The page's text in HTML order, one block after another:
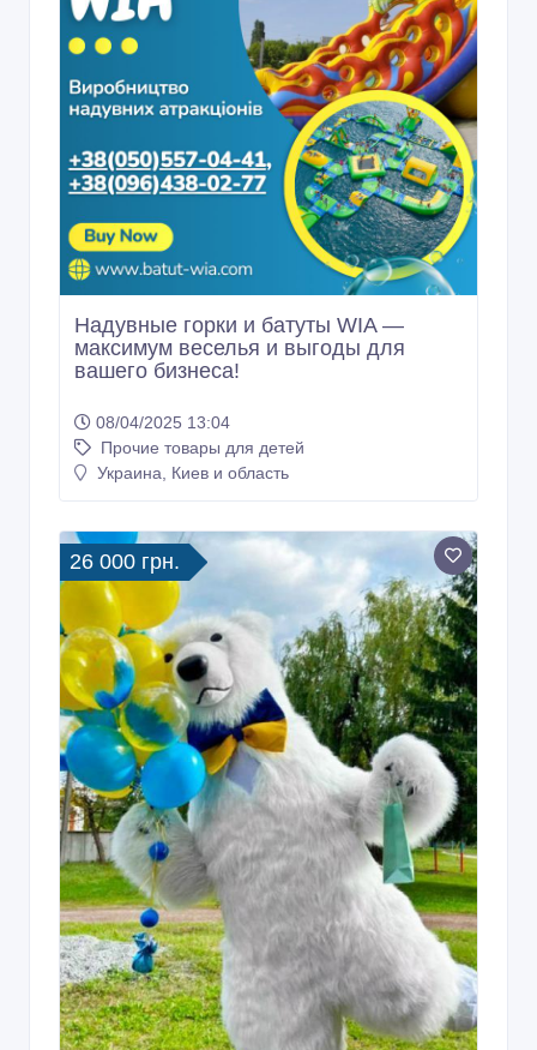
Надувные горки и батуты WIA —
максимум веселья и выгоды для
вашего бизнеса!
08/04/2025 13:04
Прочие товары для детей
Украина, Киев и область
26 000 грн.